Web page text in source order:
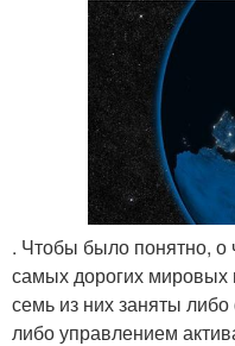
. Чтобы было понятно, о
самых дорогих мировых
семь из них заняты
либо управлением